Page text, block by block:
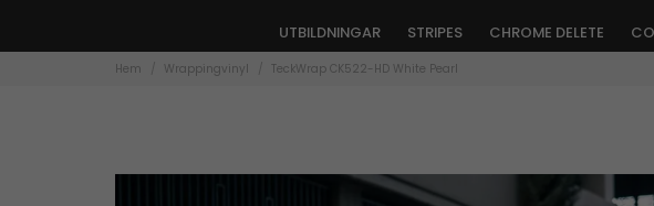
UTBILDNINGAR
STRIPES CHROME DELETE
Hem Wrappingvinyl TeckWrap CK522-HD White Pearl